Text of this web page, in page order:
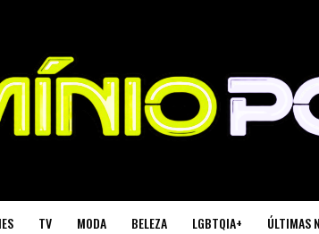
TV MODA BELEZA LGBTQIA+ ÚLTIMAS